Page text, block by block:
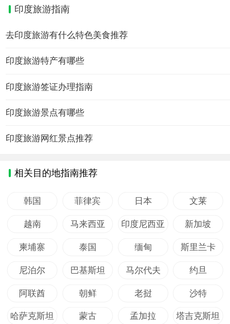
印度旅游指南
去印度旅游有什么特色美食推荐
印度旅游特产有哪些
印度旅游签证办理指南
印度旅游景点有哪些
印度旅游网红景点推荐
相关目的地指南推荐
韩国 菲律宾 日本 文莱
越南 马来西亚 印度尼西亚 新加坡
柬埔寨 泰国 缅甸 斯里兰卡
尼泊尔 巴基斯坦 马尔代夫 约旦
阿联酋 朝鲜 老挝 沙特
哈萨克斯坦 蒙古 孟加拉 塔吉克斯坦